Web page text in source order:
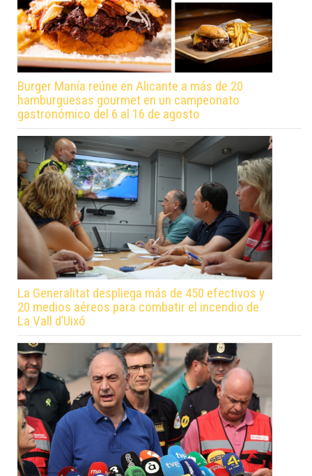
Burger Manía reúne en Alicante a más de 20
hamburguesas gourmet en un campeonato
gastronómico del 6 al 16 de agosto
La Generalitat despliega más de 450 efectivos y
20 medios aéreos para combatir el incendio de
La Vall d’Uixó